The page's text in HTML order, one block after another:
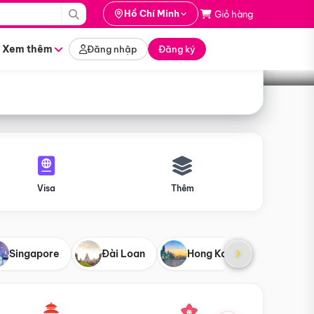
Hồ Chí Minh Giỏ hàng
Xem thêm Đăng nhập Đăng ký
Tìm tour
Visa Thêm
Singapore Đài Loan Hong Kong